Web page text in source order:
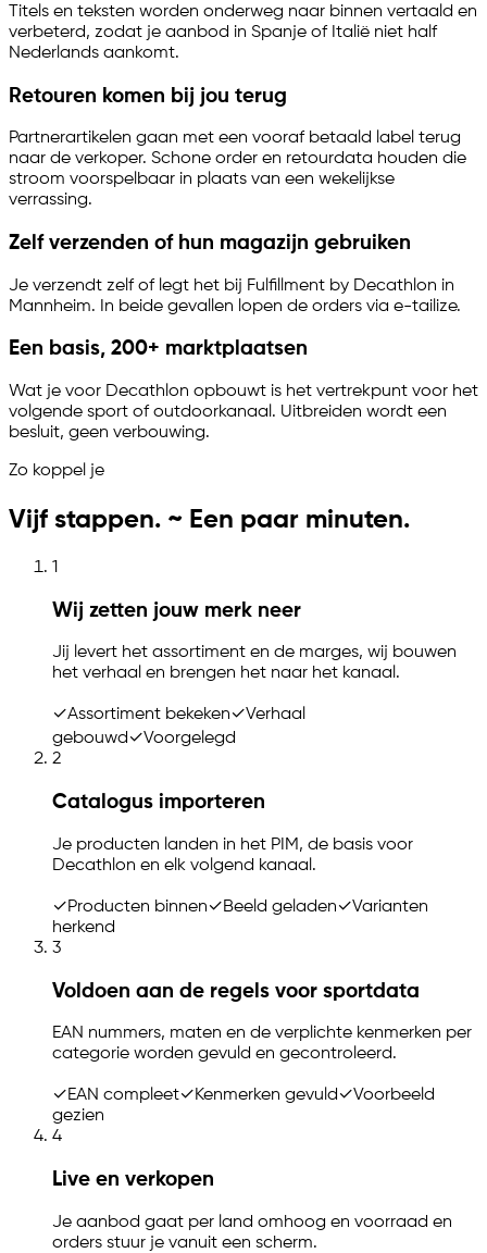
Titels en teksten worden onderweg naar binnen vertaald en
verbeterd, zodat je aanbod in Spanje of Italië niet half
Nederlands aankomt.
Retouren komen bij jou terug
Partnerartikelen gaan met een vooraf betaald label terug
naar de verkoper. Schone order en retourdata houden die
stroom voorspelbaar in plaats van een wekelijkse
verrassing.
Zelf verzenden of hun magazijn gebruiken
Je verzendt zelf of legt het bij Fulfillment by Decathlon in
Mannheim. In beide gevallen lopen de orders via e-tailize.
Een basis, 200+ marktplaatsen
Wat je voor Decathlon opbouwt is het vertrekpunt voor het
volgende sport of outdoorkanaal. Uitbreiden wordt een
besluit, geen verbouwing.
Zo koppel je
Vijf stappen. ~ Een paar minuten.
1
Wij zetten jouw merk neer
Jij levert het assortiment en de marges, wij bouwen
het verhaal en brengen het naar het kanaal.
✓Assortiment bekeken✓Verhaal
gebouwd✓Voorgelegd
2
Catalogus importeren
Je producten landen in het PIM, de basis voor
Decathlon en elk volgend kanaal.
✓Producten binnen✓Beeld geladen✓Varianten
herkend
3
Voldoen aan de regels voor sportdata
EAN nummers, maten en de verplichte kenmerken per
categorie worden gevuld en gecontroleerd.
✓EAN compleet✓Kenmerken gevuld✓Voorbeeld
gezien
4
Live en verkopen
Je aanbod gaat per land omhoog en voorraad en
orders stuur je vanuit een scherm.